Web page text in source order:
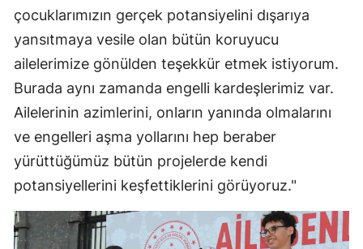
Mardin
Muğla
Niğde
Ordu
çocuklarımızın gerçek potansiyelini dışarıya
yansıtmaya vesile olan bütün koruyucu
ailelerimize gönülden teşekkür etmek istiyorum.
Burada aynı zamanda engelli kardeşlerimiz var.
Ailelerinin azimlerini, onların yanında olmalarını
ve engelleri aşma yollarını hep beraber
yürüttüğümüz bütün projelerde kendi
potansiyellerini keşfettiklerini görüyoruz."